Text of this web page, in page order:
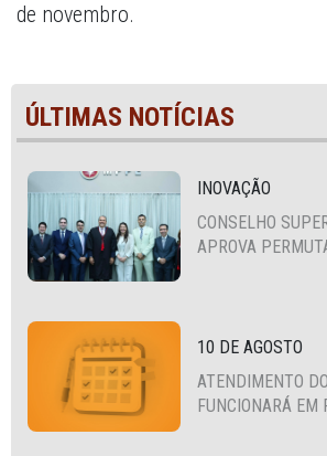
de novembro.
ÚLTIMAS NOTÍCIAS
INOVAÇÃO
CONSELHO
APROVA
10 DE AGOSTO
ATENDIMENTO
FUNCIONARÁ EM